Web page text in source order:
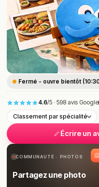
Fermé - ouvre bientôt
4.6/5 · 598 avis Google
Classement par spécialité
Écrire un
COMMUNAUTÉ · PHOTOS
Partagez une photo